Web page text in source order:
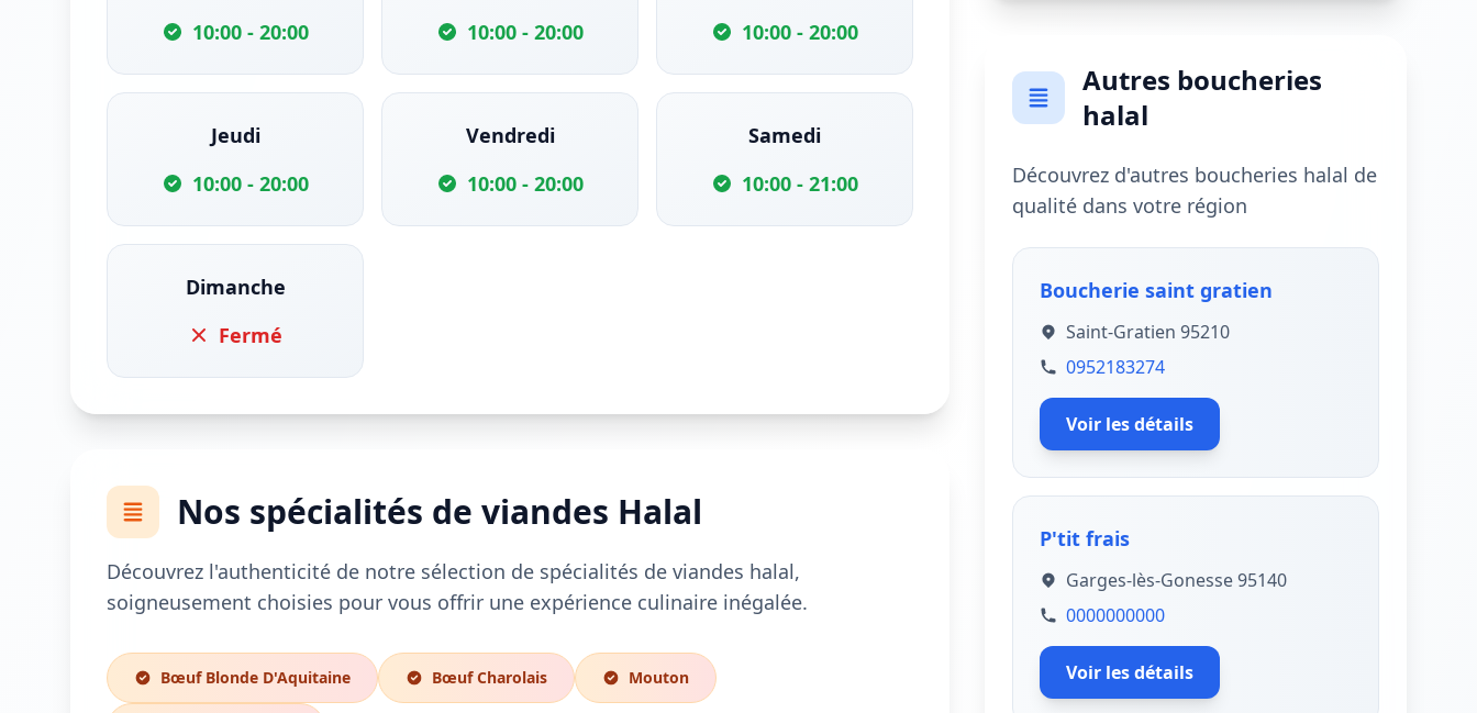
10:00 - 20:00
10:00 - 20:00
10:00 - 20:00
Jeudi
10:00 - 20:00
Vendredi
10:00 - 20:00
Samedi
10:00 - 21:00
Dimanche
Fermé
Nos spécialités de viandes Halal
Découvrez l'authenticité de notre sélection de spécialités de viandes halal,
soigneusement choisies pour vous offrir une expérience culinaire inégalée.
Bœuf Blonde D'Aquitaine Bœuf Charolais Mouton
Autres boucheries
halal
Découvrez d'autres boucheries halal de
qualité dans votre région
Boucherie saint gratien
Saint-Gratien 95210
0952183274
Voir les détails
P'tit frais
Garges-lès-Gonesse 95140
0000000000
Voir les détails